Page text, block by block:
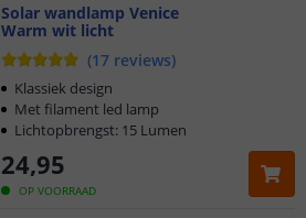
Solar wandlamp Venice
Warm wit licht
(17 reviews)
OP VOORRAAD
24,95
Klassiek design
Met filament led lamp
Lichtopbrengst: 15 Lumen